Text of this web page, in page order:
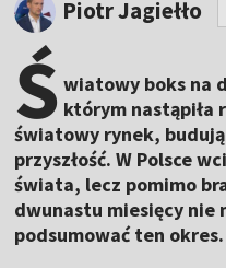
Piotr Jagiełło
Ś wiatowy boks na
którym nastąpiła
światowy rynek,
przyszłość. W Polsce
świata, lecz pomimo
dwunastu miesięcy nie
podsumować ten okres.